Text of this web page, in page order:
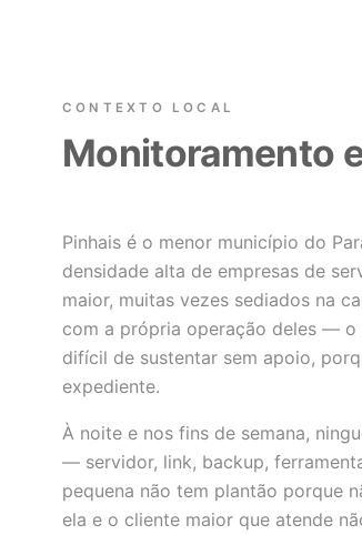
CONTEXTO LOCAL
Monitoramento
Pinhais é o menor município do
densidade alta de empresas de
maior, muitas vezes sediados na
com a própria operação deles — o
difícil de sustentar sem apoio,
expediente.
À noite e nos fins de semana,
— servidor, link, backup,
pequena não tem plantão porque
ela e o cliente maior que atende